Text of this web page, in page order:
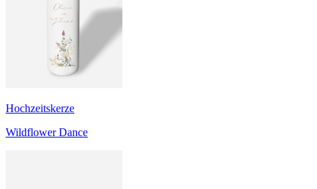
Hochzeitskerze
Wildflower Dance